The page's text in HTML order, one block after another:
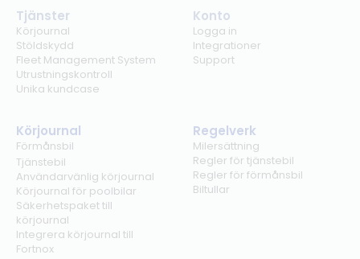
Tjänster
Körjournal
Stöldskydd
Fleet Management System
Utrustningskontroll
Unika kundcase
Konto
Logga in
Integrationer
Support
Körjournal
Förmånsbil
Tjänstebil
Användarvänlig körjournal
Körjournal för poolbilar
Säkerhetspaket till
körjournal
Integrera körjournal till
Fortnox
Regelverk
Milersättning
Regler för tjänstebil
Regler för förmånsbil
Biltullar